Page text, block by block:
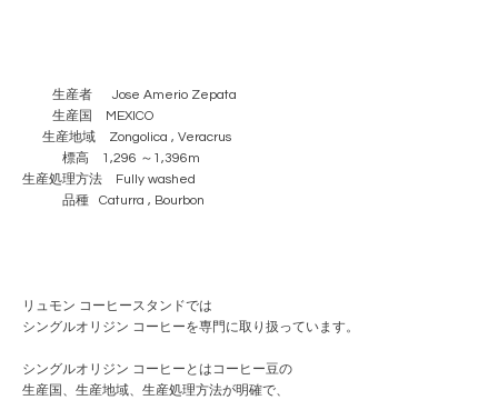
生産者 Jose Amerio Zepata
生産国 MEXICO
生産地域 Zongolica , Veracrus
標高 1,296 ～1,396m
生産処理方法 Fully washed
品種 Caturra , Bourbon
リュモン コーヒースタンドでは
シングルオリジン コーヒーを専門に取り扱っています。
シングルオリジン コーヒーとはコーヒー豆の
生産国、生産地域、生産処理方法が明確で、